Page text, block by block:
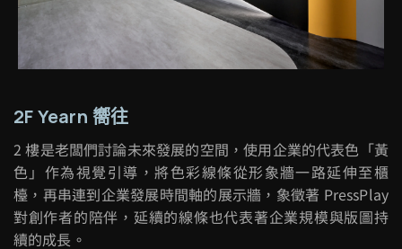
2F Yearn 嚮往
2樓是老闆們討論未來發展的空間，使用企業的代表色「黃
色」作為視覺引導，將色彩線條從形象牆一路延伸至櫃
檯，再串連到企業發展時間軸的展示牆，象徵著 PressPlay
對創作者的陪伴，延續的線條也代表著企業規模與版圖持
續的成長。